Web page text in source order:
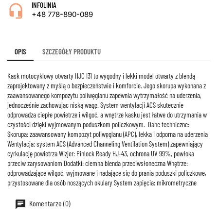
INFOLINIA
+48 778-890-089
OPIS SZCZEGÓŁY PRODUKTU
Kask motocyklowy otwarty HJC I31 to wygodny i lekki model otwarty z blendą
zaprojektowany z myślą o bezpieczeństwie i komforcie. Jego skorupa wykonana z
zaawansowanego kompozytu poliwęglanu zapewnia wytrzymałość na uderzenia,
jednocześnie zachowując niską wagę. System wentylacji ACS skutecznie
odprowadza ciepłe powietrze i wilgoć, a wnętrze kasku jest łatwe do utrzymania w
czystości dzięki wyjmowanym poduszkom policzkowym. Dane techniczne:
Skorupa: zaawansowany kompozyt poliwęglanu (APC), lekka i odporna na uderzenia
Wentylacja: system ACS (Advanced Channeling Ventilation System) zapewniający
cyrkulację powietrza Wizjer: Pinlock Ready HJ-43, ochrona UV 99%, powłoka
przeciw zarysowaniom Dodatki: ciemna blenda przeciwsłoneczna Wnętrze:
odprowadzające wilgoć, wyjmowane i nadające się do prania poduszki policzkowe,
przystosowane dla osób noszących okulary System zapięcia: mikrometryczne
Komentarze (0)